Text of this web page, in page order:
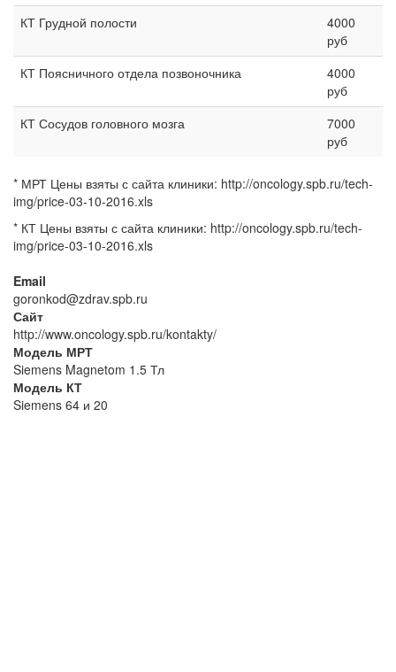
КТ Грудной полости
4000
руб
КТ Поясничного отдела позвоночника
4000
руб
КТ Сосудов головного мозга
7000
руб
* МРТ Цены взяты с сайта клиники: http://oncology.spb.ru/tech-
img/price-03-10-2016.xls
* КТ Цены взяты с сайта клиники: http://oncology.spb.ru/tech-
img/price-03-10-2016.xls
Email
goronkod@zdrav.spb.ru
Сайт
http://www.oncology.spb.ru/kontakty/
Модель МРТ
Siemens Magnetom 1.5 Тл
Модель КТ
Siemens 64 и 20